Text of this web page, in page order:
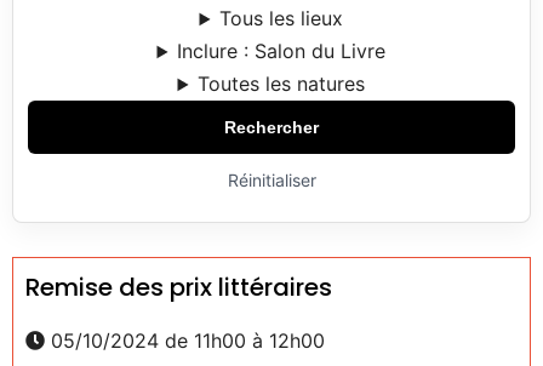
Tous les lieux
Inclure : Salon du Livre
Toutes les natures
Rechercher
Réinitialiser
Remise des prix littéraires
05/10/2024 de 11h00 à 12h00